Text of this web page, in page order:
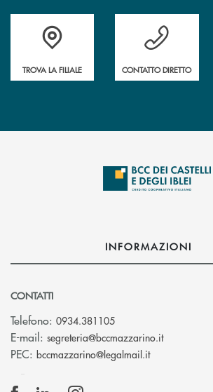
Accedi all' elenco completo delle filiali .
TROVA LA FILIALE
Hai bisogno di
CONTATTO DIRETTO
INFORMAZIONI
CONTATTI
Telefono: 0934.381105
E-mail: segreteria@bccmazzarino.it(si apre
PEC: bccmazzarino@legalmail.it(si apre